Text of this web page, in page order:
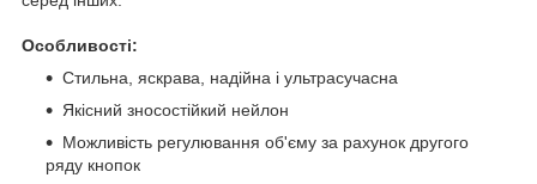
Особливості:
Стильна, яскрава, надійна і ультрасучасна
Якісний зносостійкий нейлон
Можливість регулювання об'єму за рахунок другого
ряду кнопок